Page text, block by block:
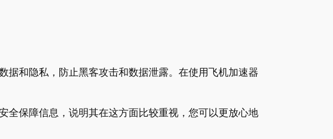
据和隐私，防止黑客攻击和数据泄露。在使用飞机加速器
全保障信息，说明其在这方面比较重视，您可以更放心地